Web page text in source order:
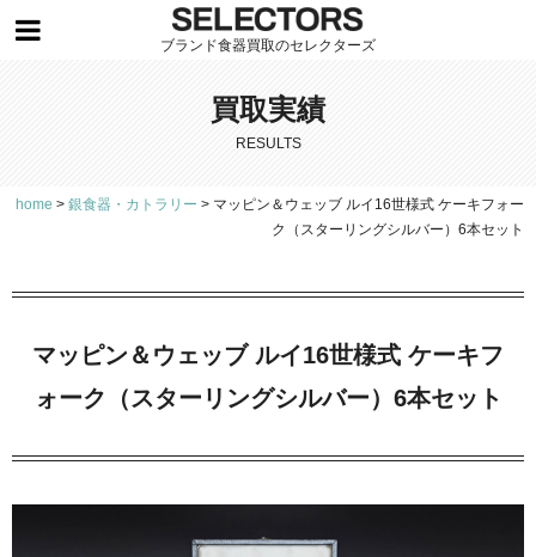
ブランド食器買取のセレクターズ
買取実績
RESULTS
home > 銀食器・カトラリー > マッピン＆ウェッブ ルイ16世様式 ケーキフォー
ク（スターリングシルバー）6本セット
マッピン＆ウェッブ ルイ16世様式 ケーキフ
ォーク（スターリングシルバー）6本セット